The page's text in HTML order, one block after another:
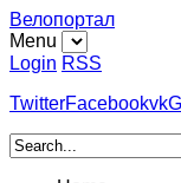
Велопортал
Menu
Login RSS
TwitterFacebookvk